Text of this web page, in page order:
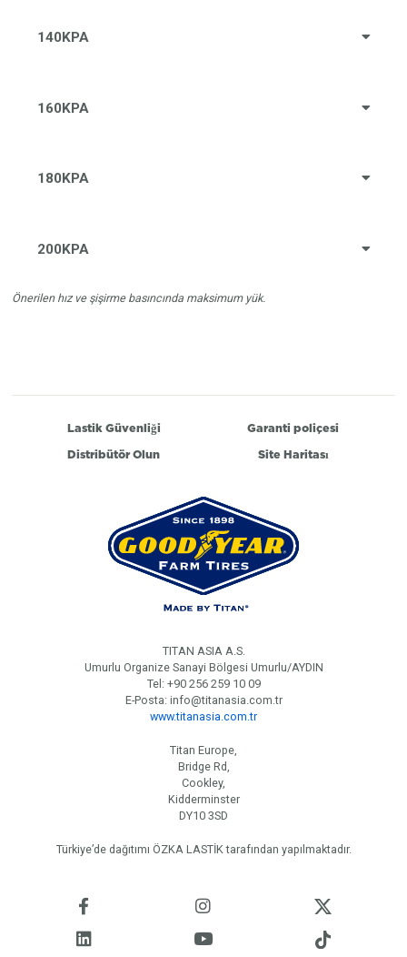
140KPA
160KPA
180KPA
200KPA
Önerilen hız ve şişirme basıncında maksimum yük.
Lastik Güvenliği
Garanti poliçesi
Distribütör Olun
Site Haritası
TITAN ASIA A.S.
Umurlu Organize Sanayi Bölgesi Umurlu/AYDIN
Tel: +90 256 259 10 09
E-Posta: info@titanasia.com.tr
www.titanasia.com.tr
Titan Europe,
Bridge Rd,
Cookley,
Kidderminster
DY10 3SD
Türkiye’de dağıtımı ÖZKA LASTİK tarafından yapılmaktadır.